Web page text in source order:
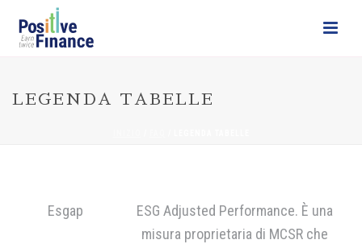
LEGENDA TABELLE
Esgap
ESG Adjusted Performance. È una
misura proprietaria di MCSR che